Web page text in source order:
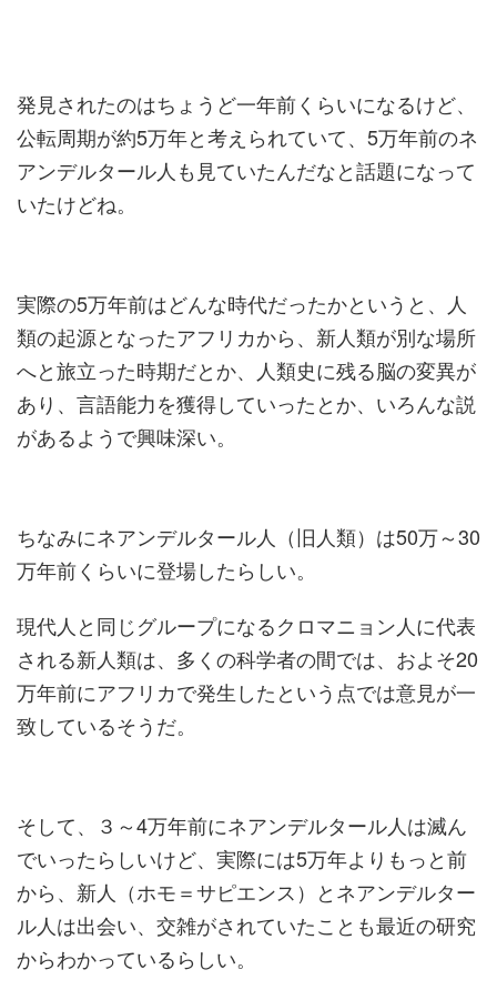
発見されたのはちょうど一年前くらいになるけど、
公転周期が約5万年と考えられていて、5万年前のネ
アンデルタール人も見ていたんだなと話題になって
いたけどね。
実際の5万年前はどんな時代だったかというと、人
類の起源となったアフリカから、新人類が別な場所
へと旅立った時期だとか、人類史に残る脳の変異が
あり、言語能力を獲得していったとか、いろんな説
があるようで興味深い。
ちなみにネアンデルタール人（旧人類）は50万～30
万年前くらいに登場したらしい。
現代人と同じグループになるクロマニョン人に代表
される新人類は、多くの科学者の間では、およそ20
万年前にアフリカで発生したという点では意見が一
致しているそうだ。
そして、３～4万年前にネアンデルタール人は滅ん
でいったらしいけど、実際には5万年よりもっと前
から、新人（ホモ＝サピエンス）とネアンデルター
ル人は出会い、交雑がされていたことも最近の研究
からわかっているらしい。